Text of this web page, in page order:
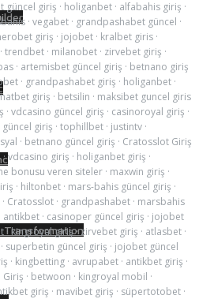
Transformation
güncel giriş · holiganbet · alfabahis giriş ·
· vegabet · grandpashabet güncel ·
giriş · jojobet · kralbet giris ·
· trendbet · milanobet · zirvebet giriş ·
· artemisbet güncel giriş · betnano giriş
· grandpashabet giriş · holiganbet ·
giriş · betsilin · maksibet guncel giris
· vdcasino güncel giriş · casinoroyal giriş ·
giriş · tophillbet · justintv ·
· betnano güncel giriş · Cratosslot Giriş
·vdcasino giriş · holiganbet giriş ·
bonusu veren siteler · maxwin giriş ·
· hiltonbet · mars-bahis güncel giriş ·
· Cratosslot · grandpashabet · marsbahis
antikbet · casinoper güncel giriş · jojobet
·kingroyal giriş·zirvebet giriş · atlasbet ·
· superbetin güncel giriş · jojobet güncel
· kingbetting · avrupabet · antikbet giriş ·
Giriş · betwoon · kingroyal mobil ·
giriş · mavibet giriş · süpertotobet ·